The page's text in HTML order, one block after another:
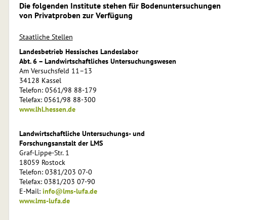
Die folgenden Institute stehen für Bodenuntersuchungen
von Privatproben zur Verfügung
Staatliche Stellen
Landesbetrieb Hessisches Landeslabor
Abt. 6 – Landwirtschaftliches Untersuchungswesen
Am Versuchsfeld 11–13
34128 Kassel
Telefon: 0561/98 88-179
Telefax: 0561/98 88-300
www.lhl.hessen.de
Landwirtschaftliche Untersuchungs- und
Forschungsanstalt der LMS
Graf-Lippe-Str. 1
18059 Rostock
Telefon: 0381/203 07-0
Telefax: 0381/203 07-90
E-Mail: info@lms-lufa.de
www.lms-lufa.de